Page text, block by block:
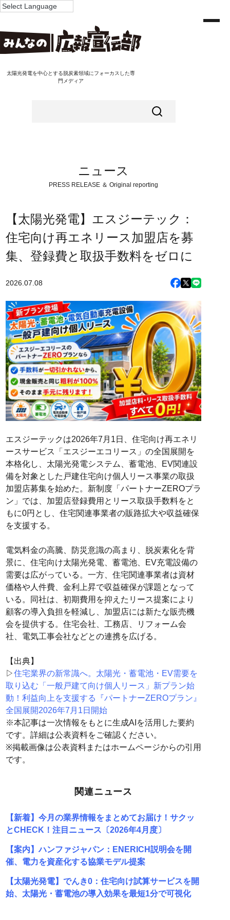
太陽光発電を中心とする脱炭素領域にフォーカスした専
門メディア
ニュース
PRESS RELEASE ＆ Original reporting
【太陽光発電】エスジーテック：
住宅向け再エネリース加盟店を募
集、登録費と取扱手数料をゼロに
2026.07.08
エスジーテックは2026年7月1日、住宅向け再エネリ
ースサービス「エスジーエコリース」の全国展開を
本格化し、太陽光発電システム、蓄電池、EV関連設
備を対象とした戸建住宅向け個人リース事業の取扱
加盟店募集を始めた。新制度「パートナーZEROプラ
ン」では、加盟店登録費用とリース取扱手数料をと
もに0円とし、住宅関連事業者の販路拡大や収益確保
を支援する。
電気料金の高騰、防災意識の高まり、脱炭素化を背
景に、住宅向け太陽光発電、蓄電池、EV充電設備の
需要は広がっている。一方、住宅関連事業者は資材
価格や人件費、金利上昇で収益確保が課題となって
いる。同社は、初期費用を抑えたリース提案により
顧客の導入負担を軽減し、加盟店には新たな販売機
会を提供する。住宅会社、工務店、リフォーム会
社、電気工事会社などとの連携を広げる。
【出典】
▷住宅業界の新常識へ。太陽光・蓄電池・EV需要を
取り込む「一般戸建て向け個人リース」新プラン始
動！利益向上を支援する『パートナーZEROプラン』
全国展開2026年7月1日開始
※本記事は一次情報をもとに生成AIを活用した要約
です。詳細は公表資料をご確認ください。
※掲載画像は公表資料またはホームページからの引用
です。
関連ニュース
【新着】今月の業界情報をまとめてお届け！サクッ
とCHECK！注目ニュース〔2026年4月度〕
【案内】ハンファジャパン：ENERICH説明会を開
催、電力を資産化する協業モデル提案
【太陽光発電】でんき0：住宅向け試算サービスを開
始、太陽光・蓄電池の導入効果を最短1分で可視化